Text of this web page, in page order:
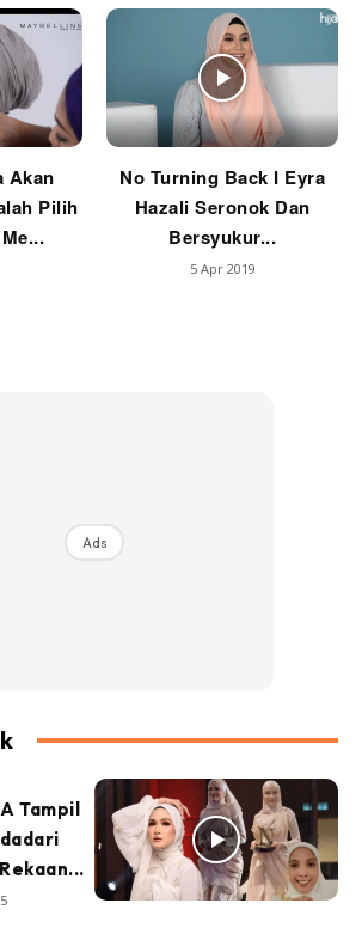
Akan
Pilih
No Turning Back I Eyra
Hazali Seronok Dan
Bersyukur...
5 Apr 2019
Ads
Tampil